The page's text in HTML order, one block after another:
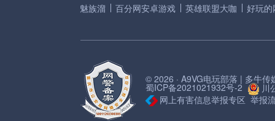
魅族溜
百分网安卓游戏 英雄联盟大咖 好玩的
© 2026 · A9VG电玩部落 | 多牛传
蜀ICP备2021021932号-2
川
网上有害信息举报专区 举报